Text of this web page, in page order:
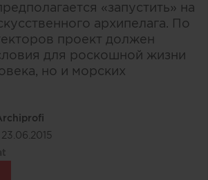
«запустить» на
архипелага. По
проект должен
для роскошной жизни
но и морских
23.06.2015